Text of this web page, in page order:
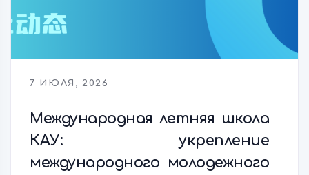
7 ИЮЛЯ, 2026
Международная летняя школа
КАУ: укрепление
международного молодежного